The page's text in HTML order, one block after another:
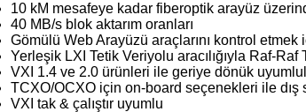
10 kM mesafeye kadar fiberoptik arayüz
40 MB/s blok aktarım oranları
Gömülü Web Arayüzü araçlarını kontrol
Yerleşik LXI Tetik Veriyolu aracılığıyla Raf-Raf
VXI 1.4 ve 2.0 ürünleri ile geriye dönük
TCXO/OCXO için on-board seçenekleri ile dış
VXI tak & çalıştır uyumlu